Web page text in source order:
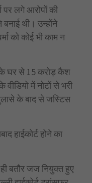
पर लगे आरोपों की
थी। उन्होंने
को कोई भी काम न
के घर से 15 करोड़ कैश
में नोटों से भरी
के बाद से जस्टिस
हाईकोर्ट होने का
ही बतौर जज नियुक्त हुए